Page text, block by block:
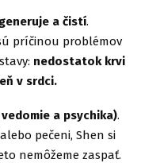
a čistí.
príčinou problémov
nedostatok krvi
v srdci.
a psychika).
pečeni, Shen si
nemôžeme zaspať.